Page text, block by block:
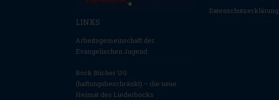
LINKS
Arbeitsgemeinschaft der
Evangelischen Jugend
Bock Bücher UG
(haftungsbeschränkt) – die neue
Heimat des Liederbocks
Datenschutzerklärung